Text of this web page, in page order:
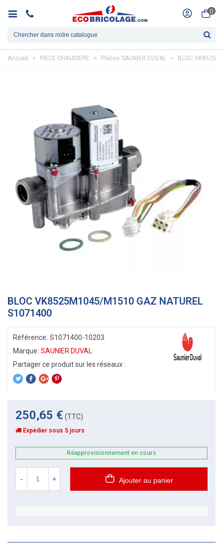
0
Accueil > PIECE CHAUDIERE > Pièces SAUNIER DUVAL > BLOC
BLOC VK8525M1045/M1510 GAZ NATUREL
S1071400
Référence: S1071400-10203
Marque: SAUNIER DUVAL
250,65 € (TTC)
Expédier sous 5 jours
Réapprovisionnement en cours
- + Ajouter au panier